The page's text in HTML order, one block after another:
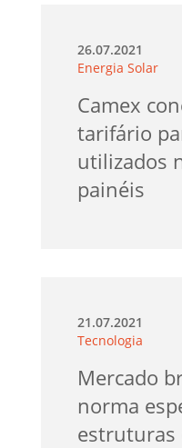
26.07.2021
Energia Solar
Camex
tarifário
utilizados
painéis
21.07.2021
Tecnologia
Mercado
norma
estruturas